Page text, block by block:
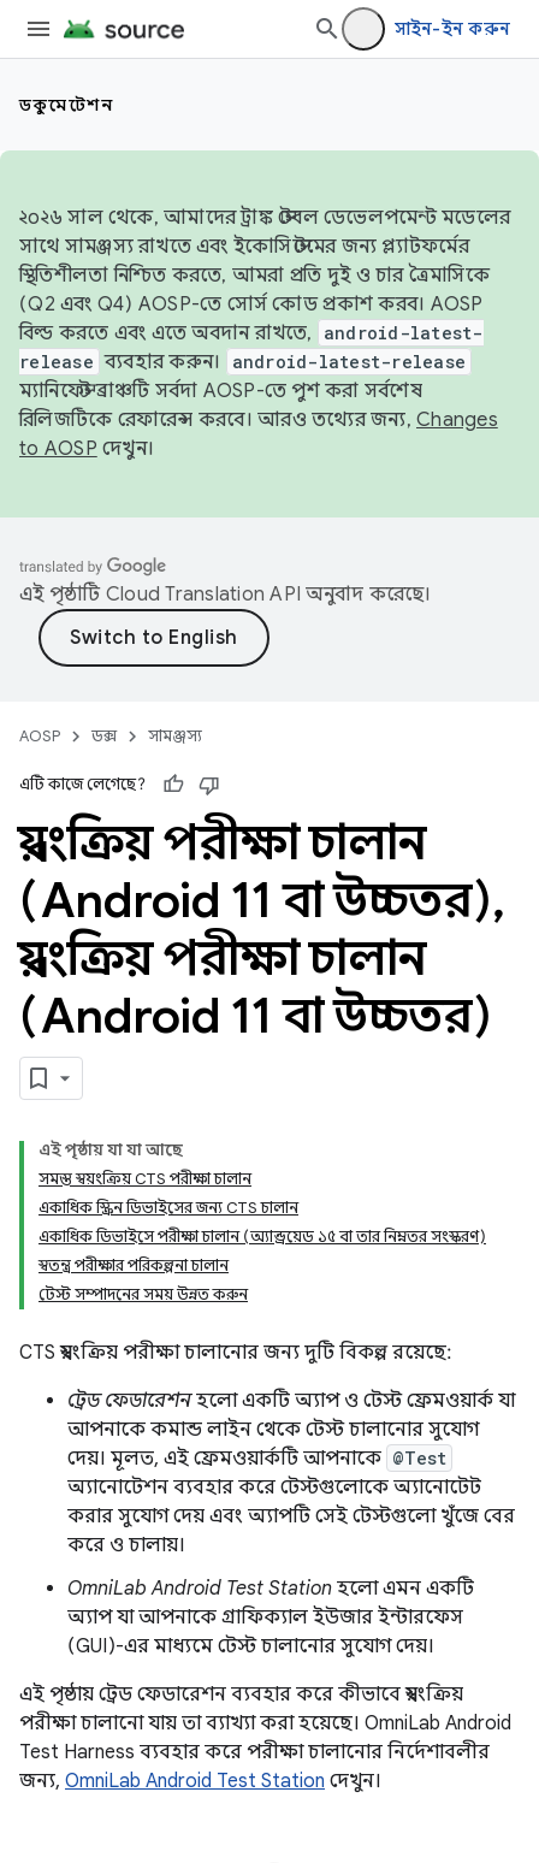
সাইন-ইন করুন
ডকুমেন্টেশন
২০২৬ সাল থেকে, আমাদের ট্রাঙ্ক স্টেবল ডেভেলপমেন্ট মডেলের
সাথে সামঞ্জস্য রাখতে এবং ইকোসিস্টেমের জন্য প্ল্যাটফর্মের
স্থিতিশীলতা নিশ্চিত করতে, আমরা প্রতি দুই ও চার ত্রৈমাসিকে
(Q2 এবং Q4) AOSP-তে সোর্স কোড প্রকাশ করব। AOSP
বিল্ড করতে এবং এতে অবদান রাখতে,
android-latest-
release ব্যবহার করুন। android-latest-release
ম্যানিফেস্ট ব্রাঞ্চটি সর্বদা AOSP-তে পুশ করা সর্বশেষ
রিলিজটিকে রেফারেন্স করবে। আরও তথ্যের জন্য, Changes
to AOSP দেখুন।
এই পৃষ্ঠাটি Cloud Translation API অনুবাদ করেছে।
AOSP ডক্স সামঞ্জস্য
এটি কাজে লেগেছে?
স্বয়ংক্রিয় পরীক্ষা চালান
(Android 11 বা উচ্চতর),
স্বয়ংক্রিয় পরীক্ষা চালান
(Android 11 বা উচ্চতর)
এই পৃষ্ঠায় যা যা আছে
সমস্ত স্বয়ংক্রিয় CTS পরীক্ষা চালান
একাধিক স্ক্রিন ডিভাইসের জন্য CTS চালান
একাধিক ডিভাইসে পরীক্ষা চালান (অ্যান্ড্রয়েড ১৫ বা তার নিম্নতর সংস্করণ)
স্বতন্ত্র পরীক্ষার পরিকল্পনা চালান
টেস্ট সম্পাদনের সময় উন্নত করুন
CTS স্বয়ংক্রিয় পরীক্ষা চালানোর জন্য দুটি বিকল্প রয়েছে:
ট্রেড ফেডারেশনহলো একটি অ্যাপ ও টেস্ট ফ্রেমওয়ার্ক যা
আপনাকে কমান্ড লাইন থেকে টেস্ট চালানোর সুযোগ
দেয়। মূলত, এই ফ্রেমওয়ার্কটি আপনাকে @Test
অ্যানোটেশন ব্যবহার করে টেস্টগুলোকে অ্যানোটেট
করার সুযোগ দেয় এবং অ্যাপটি সেই টেস্টগুলো খুঁজে বের
করে ও চালায়।
OmniLab Android Test Station হলো এমন একটি
অ্যাপ যা আপনাকে গ্রাফিক্যাল ইউজার ইন্টারফেস
(GUI)-এর মাধ্যমে টেস্ট চালানোর সুযোগ দেয়।
এই পৃষ্ঠায় ট্রেড ফেডারেশন ব্যবহার করে কীভাবে স্বয়ংক্রিয়
পরীক্ষা চালানো যায় তা ব্যাখ্যা করা হয়েছে। OmniLab Android
Test Harness ব্যবহার করে পরীক্ষা চালানোর নির্দেশাবলীর
জন্য, OmniLab Android Test Station দেখুন।